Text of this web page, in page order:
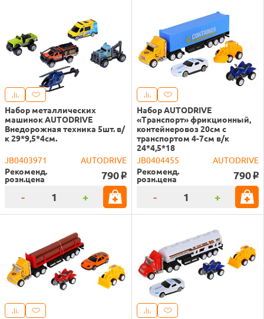
Набор металлических
машинок AUTODRIVE
Внедорожная техника 5шт. в/
к 29*9,5*4см.
JB0403971
AUTODRIVE
Рекоменд.
розн.цена 790 o
- +
Набор AUTODRIVE
«Транспорт» фрикционный,
контейнеровоз 20см с
транспортом 4-7см в/к
24*4,5*18
JB0404455
AUTODRIVE
Рекоменд.
розн.цена 790 o
- +